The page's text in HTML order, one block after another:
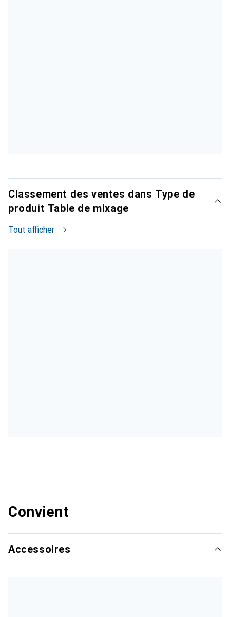
Classement des ventes dans Type de
produit Table de mixage
Tout afficher
Convient
Accessoires